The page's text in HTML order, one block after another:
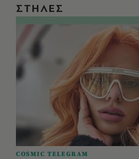
ΣΤΗΛΕΣ
COSMIC TELEGRAM